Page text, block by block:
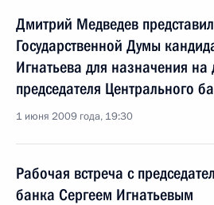
Дмитрий Медведев
Государственной Думы
Игнатьева для назначения на
председателя Центрального
1 июня 2009 года, 19:30
Рабочая встреча с
банка Сергеем Игнатьевым